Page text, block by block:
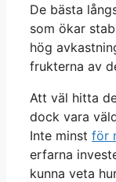
De bästa
som ökar
hög
frukterna av
Att väl hitta
dock vara
Inte minst för
erfarna
kunna veta